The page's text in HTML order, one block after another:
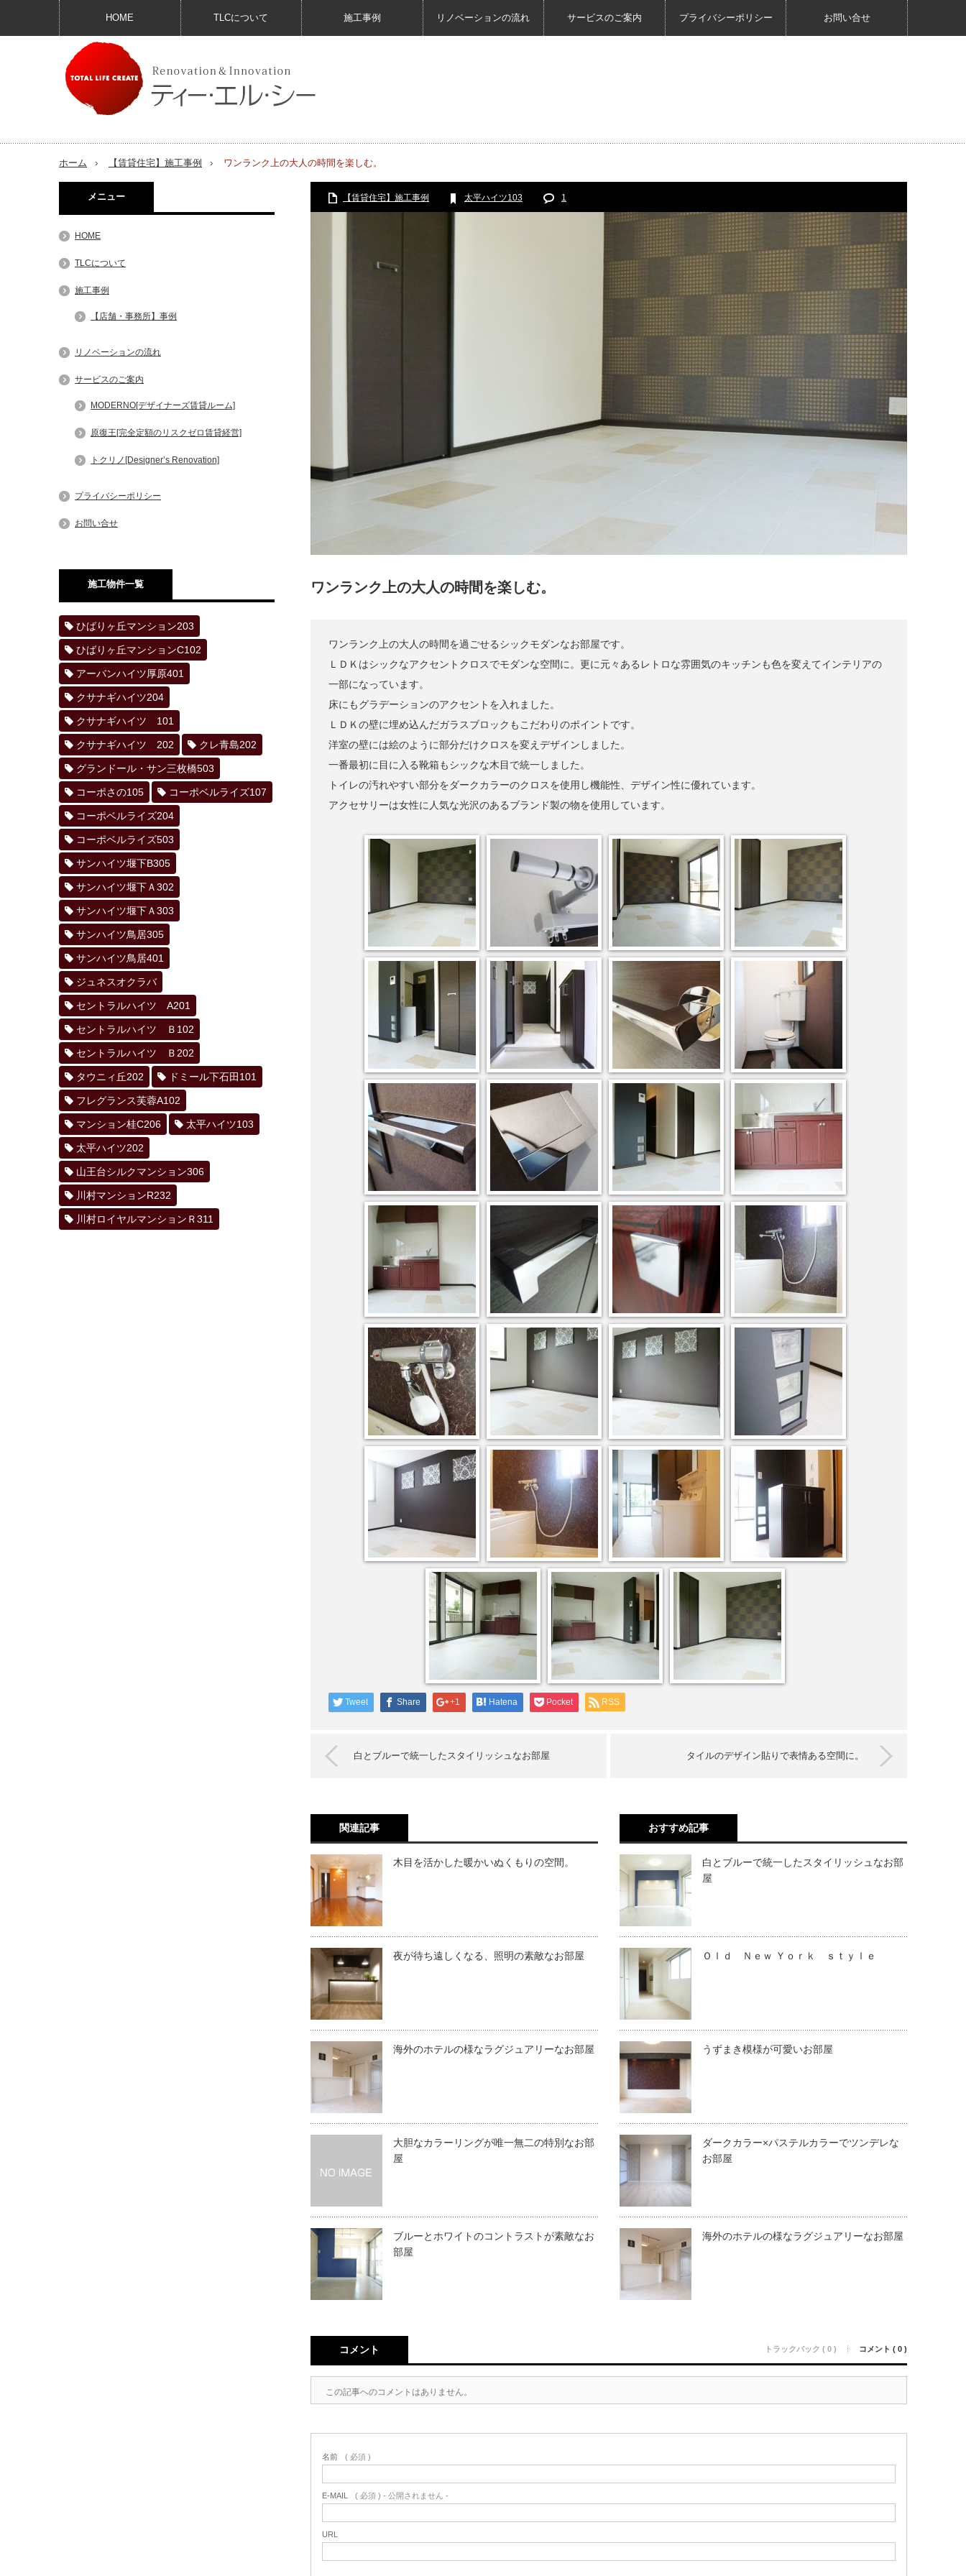
HOME TLCについて 施工事例 リノベーションの流れ サービスのご案内 プライバシーポリシー お問い合せ
ホーム 【賃貸住宅】施工事例 ワンランク上の大人の時間を楽しむ。
【賃貸住宅】施工事例 太平ハイツ103 1
ワンランク上の大人の時間を楽しむ。
ワンランク上の大人の時間を過ごせるシックモダンなお部屋です。
ＬＤＫはシックなアクセントクロスでモダンな空間に。更に元々あるレトロな雰囲気のキッチンも色を変えてインテリアの
一部になっています。
床にもグラデーションのアクセントを入れました。
ＬＤＫの壁に埋め込んだガラスブロックもこだわりのポイントです。
洋室の壁には絵のように部分だけクロスを変えデザインしました。
一番最初に目に入る靴箱もシックな木目で統一しました。
トイレの汚れやすい部分をダークカラーのクロスを使用し機能性、デザイン性に優れています。
アクセサリーは女性に人気な光沢のあるブランド製の物を使用しています。
Tweet Share +1 Hatena Pocket RSS
白とブルーで統一したスタイリッシュなお部屋 タイルのデザイン貼りで表情ある空間に。
関連記事
木目を活かした暖かいぬくもりの空間。
夜が待ち遠しくなる、照明の素敵なお部屋
海外のホテルの様なラグジュアリーなお部屋
大胆なカラーリングが唯一無二の特別なお部
屋
ブルーとホワイトのコントラストが素敵なお
部屋
おすすめ記事
白とブルーで統一したスタイリッシュなお部
屋
Ｏｌｄ Ｎｅｗ Ｙｏｒｋ ｓｔｙｌｅ
うずまき模様が可愛いお部屋
ダークカラー×パステルカラーでツンデレな
お部屋
海外のホテルの様なラグジュアリーなお部屋
コメント トラックバック ( 0 ) コメント ( 0 )
この記事へのコメントはありません。
名前 ( 必須 )
E-MAIL ( 必須 ) - 公開されません -
URL
メニュー
HOME
TLCについて
施工事例
【店舗・事務所】事例
リノベーションの流れ
サービスのご案内
MODERNO[デザイナーズ賃貸ルーム]
原復王[完全定額のリスクゼロ賃貸経営]
トクリノ[Designer’s Renovation]
プライバシーポリシー
お問い合せ
施工物件一覧
ひばりヶ丘マンション203
ひばりヶ丘マンションC102
アーバンハイツ厚原401
クサナギハイツ204
クサナギハイツ 101
クサナギハイツ 202 クレ青島202
グランドール・サン三枚橋503
コーポさの105 コーポベルライズ107
コーポベルライズ204
コーポベルライズ503
サンハイツ堰下B305
サンハイツ堰下Ａ302
サンハイツ堰下Ａ303
サンハイツ鳥居305
サンハイツ鳥居401
ジュネスオクラバ
セントラルハイツ A201
セントラルハイツ Ｂ102
セントラルハイツ Ｂ202
タウニィ丘202 ドミール下石田101
フレグランス芙蓉A102
マンション桂C206 太平ハイツ103
太平ハイツ202
山王台シルクマンション306
川村マンションR232
川村ロイヤルマンションＲ311